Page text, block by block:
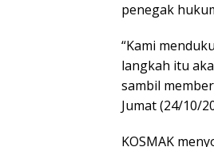
penegak
“Kami
langkah itu
sambil
Jumat (24/10/
KOSMAK